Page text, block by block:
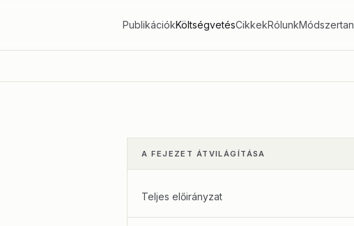
PublikációkKöltségvetésCikkekRólunkMódszertan
A FEJEZET ÁTVILÁGÍTÁSA
Teljes előirányzat